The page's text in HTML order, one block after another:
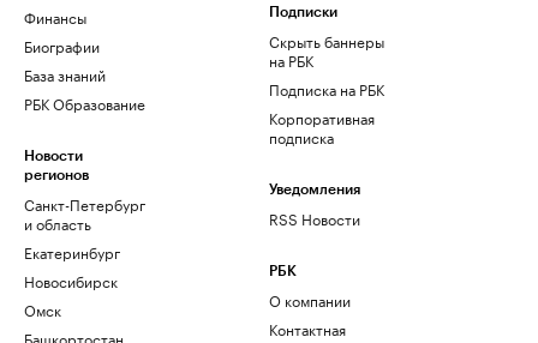
Финансы
Биографии
База знаний
РБК Образование
Новости
регионов
Санкт-Петербург
и область
Екатеринбург
Новосибирск
Омск
Башкортостан
Подписки
Скрыть баннеры
на РБК
Подписка на РБК
Корпоративная
подписка
Уведомления
RSS Новости
РБК
О компании
Контактная